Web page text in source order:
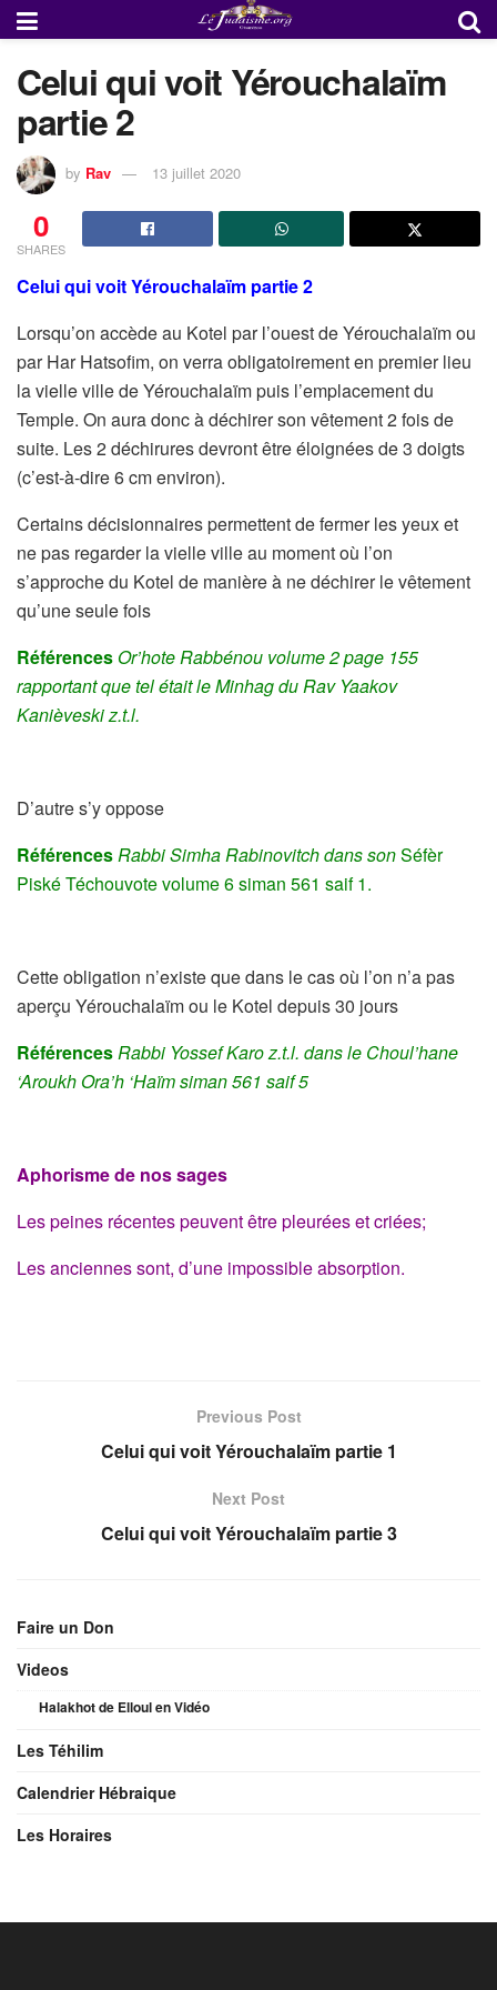
Celui qui voit Yérouchalaïm
partie 2
by Rav 13 juillet 2020
0
SHARES
Celui qui voit Yérouchalaïm partie 2
Lorsqu’on accède au Kotel par l’ouest de Yérouchalaïm ou
par Har Hatsofim, on verra obligatoirement en premier lieu
la vielle ville de Yérouchalaïm puis l’emplacement du
Temple. On aura donc à déchirer son vêtement 2 fois de
suite. Les 2 déchirures devront être éloignées de 3 doigts
(c’est-à-dire 6 cm environ).
Certains décisionnaires permettent de fermer les yeux et
ne pas regarder la vielle ville au moment où l’on
s’approche du Kotel de manière à ne déchirer le vêtement
qu’une seule fois
RéférencesOr’hote Rabbénou volume 2 page 155
rapportant que tel était le Minhag du Rav Yaakov
Kanièveski z.t.l.
D’autre s’y oppose
RéférencesRabbi Simha Rabinovitch dans sonSéfèr
Piské Téchouvote volume 6 siman 561 saif 1.
Cette obligation n’existe que dans le cas où l’on n’a pas
aperçu Yérouchalaïm ou le Kotel depuis 30 jours
RéférencesRabbi Yossef Karo z.t.l. dans le Choul’hane
‘Aroukh Ora’h ‘Haïm siman 561 saif 5
Aphorisme de nos sages
Les peines récentes peuvent être pleurées et criées;
Les anciennes sont, d’une impossible absorption.
Previous Post
Celui qui voit Yérouchalaïm partie 1
Next Post
Celui qui voit Yérouchalaïm partie 3
Faire un Don
Videos
Halakhot de Elloul en Vidéo
Les Téhilim
Calendrier Hébraique
Les Horaires